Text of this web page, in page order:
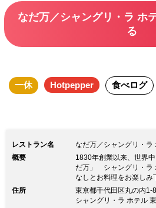
※お席のご利用
くは15:30～
ドリンクのラ
料理「なだ万」
ださい。
なだ万／シャングリ・ラ ホ
る
一休 Hotpepper 食べログ
レストラン名
なだ万／シャングリ・ラ
概要
1830年創業以来、世界
だ万」 シャングリ・ラ
なしとお料理をお楽しみ
住所
東京都千代田区丸の内1-
シャングリ・ラ ホテル